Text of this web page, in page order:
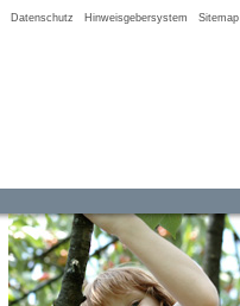
Datenschutz Hinweisgebersystem Sitemap